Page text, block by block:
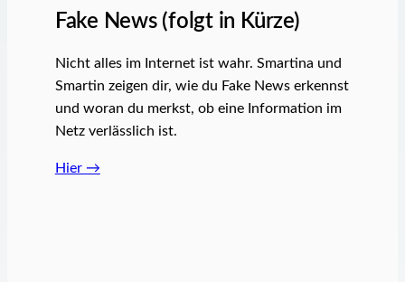
Fake News (folgt in Kürze)
Nicht alles im Internet ist wahr. Smartina und
Smartin zeigen dir, wie du Fake News erkennst
und woran du merkst, ob eine Information im
Netz verlässlich ist.
Hier →